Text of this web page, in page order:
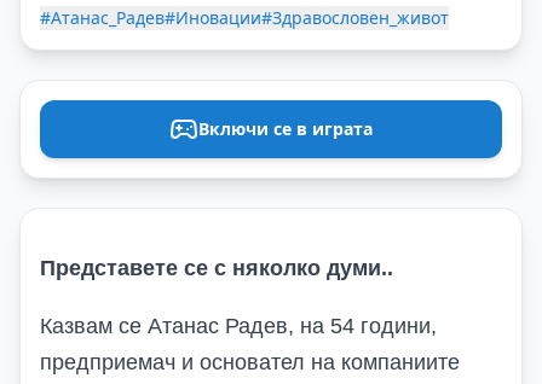
#Атанас_Радев#Иновации#Здравословен_живот
Включи се в играта
Представете се с няколко думи..
Казвам се Атанас Радев, на 54 години,
предприемач и основател на компаниите